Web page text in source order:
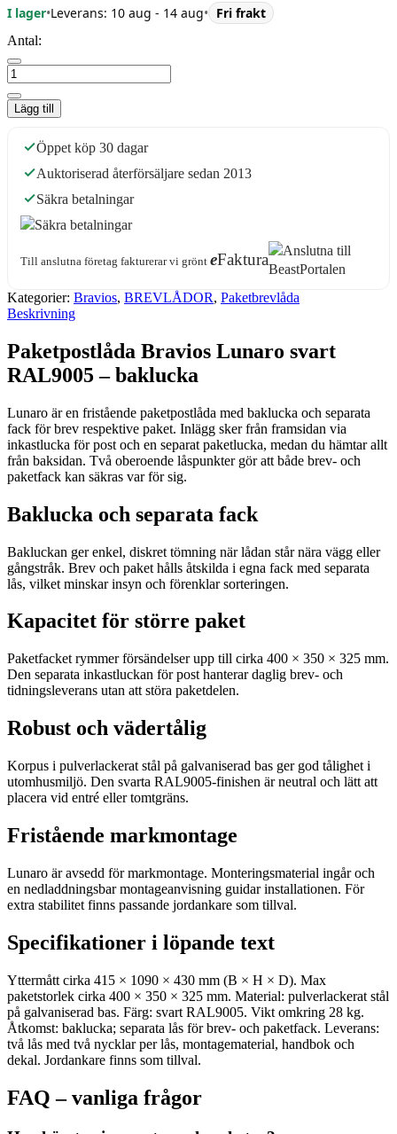
I lager•Leverans: 10 aug - 14 aug• Fri frakt
Antal:
Lägg till
Öppet köp 30 dagar
Auktoriserad återförsäljare sedan 2013
Säkra betalningar
Till anslutna företag fakturerar vi grönt eFaktura
Kategorier: Bravios, BREVLÅDOR, Paketbrevlåda
Beskrivning
Paketpostlåda Bravios Lunaro svart
RAL9005 – baklucka
Lunaro är en fristående paketpostlåda med baklucka och separata
fack för brev respektive paket. Inlägg sker från framsidan via
inkastlucka för post och en separat paketlucka, medan du hämtar allt
från baksidan. Två oberoende låspunkter gör att både brev- och
paketfack kan säkras var för sig.
Baklucka och separata fack
Bakluckan ger enkel, diskret tömning när lådan står nära vägg eller
gångstråk. Brev och paket hålls åtskilda i egna fack med separata
lås, vilket minskar insyn och förenklar sorteringen.
Kapacitet för större paket
Paketfacket rymmer försändelser upp till cirka 400 × 350 × 325 mm.
Den separata inkastluckan för post hanterar daglig brev- och
tidningsleverans utan att störa paketdelen.
Robust och vädertålig
Korpus i pulverlackerat stål på galvaniserad bas ger god tålighet i
utomhusmiljö. Den svarta RAL9005-finishen är neutral och lätt att
placera vid entré eller tomtgräns.
Fristående markmontage
Lunaro är avsedd för markmontage. Monteringsmaterial ingår och
en nedladdningsbar montageanvisning guidar installationen. För
extra stabilitet finns passande jordankare som tillval.
Specifikationer i löpande text
Yttermått cirka 415 × 1090 × 430 mm (B × H × D). Max
paketstorlek cirka 400 × 350 × 325 mm. Material: pulverlackerat stål
på galvaniserad bas. Färg: svart RAL9005. Vikt omkring 28 kg.
Åtkomst: baklucka; separata lås för brev- och paketfack. Leverans:
två lås med två nycklar per lås, montagematerial, handbok och
dekal. Jordankare finns som tillval.
FAQ – vanliga frågor